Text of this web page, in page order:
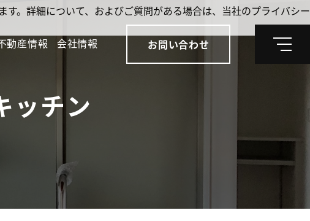
動産情報 会社情報 お問い合わせ
メ
ッチン
。詳細について、およびご質問がある場合は、当社のプライバシー